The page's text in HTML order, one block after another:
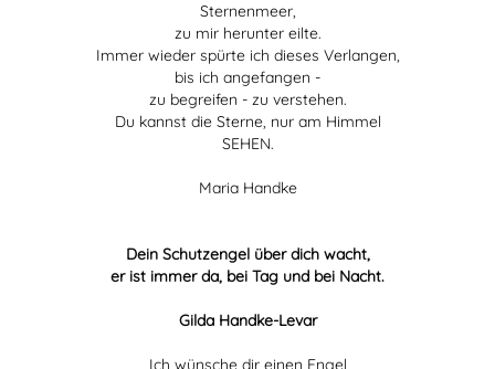
Sternenmeer,
zu mir herunter eilte.
Immer wieder spürte ich dieses Verlangen,
bis ich angefangen -
zu begreifen - zu verstehen.
Du kannst die Sterne, nur am Himmel
SEHEN.
Maria Handke
Dein Schutzengel über dich wacht,
er ist immer da, bei Tag und bei Nacht.
Gilda Handke-Levar
Ich wünsche dir einen Engel